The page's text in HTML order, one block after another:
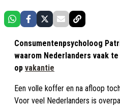
Consumentenpsycholoog
waarom Nederlanders vaak
op vakantie
Een volle koffer en na afloop
Voor veel Nederlanders is